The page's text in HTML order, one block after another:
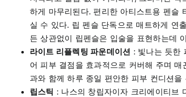
하게 마무리된다. 편리한 아티스트용 펜슬
실 수 있다. 립 펜슬 단독으로 매트하게 연
든 상관없이 립펜슬은 입술을 표현하는데
라이트 리플렉팅 파운데이션 : 빛나는 듯한
어 피부 결점을 효과적으로 커버해 주며
과와 함께 하루 종일 편안한 피부 컨디션
립스틱 : 나스의 창립자이자 크리에이티브